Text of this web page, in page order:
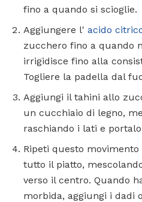
fino a quando si scioglie.
Aggiungere l' acido
zucchero fino a quando
irrigidisce fino alla
Togliere la padella dal
Aggiungi il tahini allo
un cucchiaio di legno,
raschiando i lati e
Ripeti questo
tutto il piatto,
verso il centro. Quando
morbida, aggiungi i dadi